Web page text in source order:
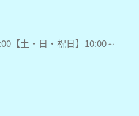
【土・日・祝日】10:00～